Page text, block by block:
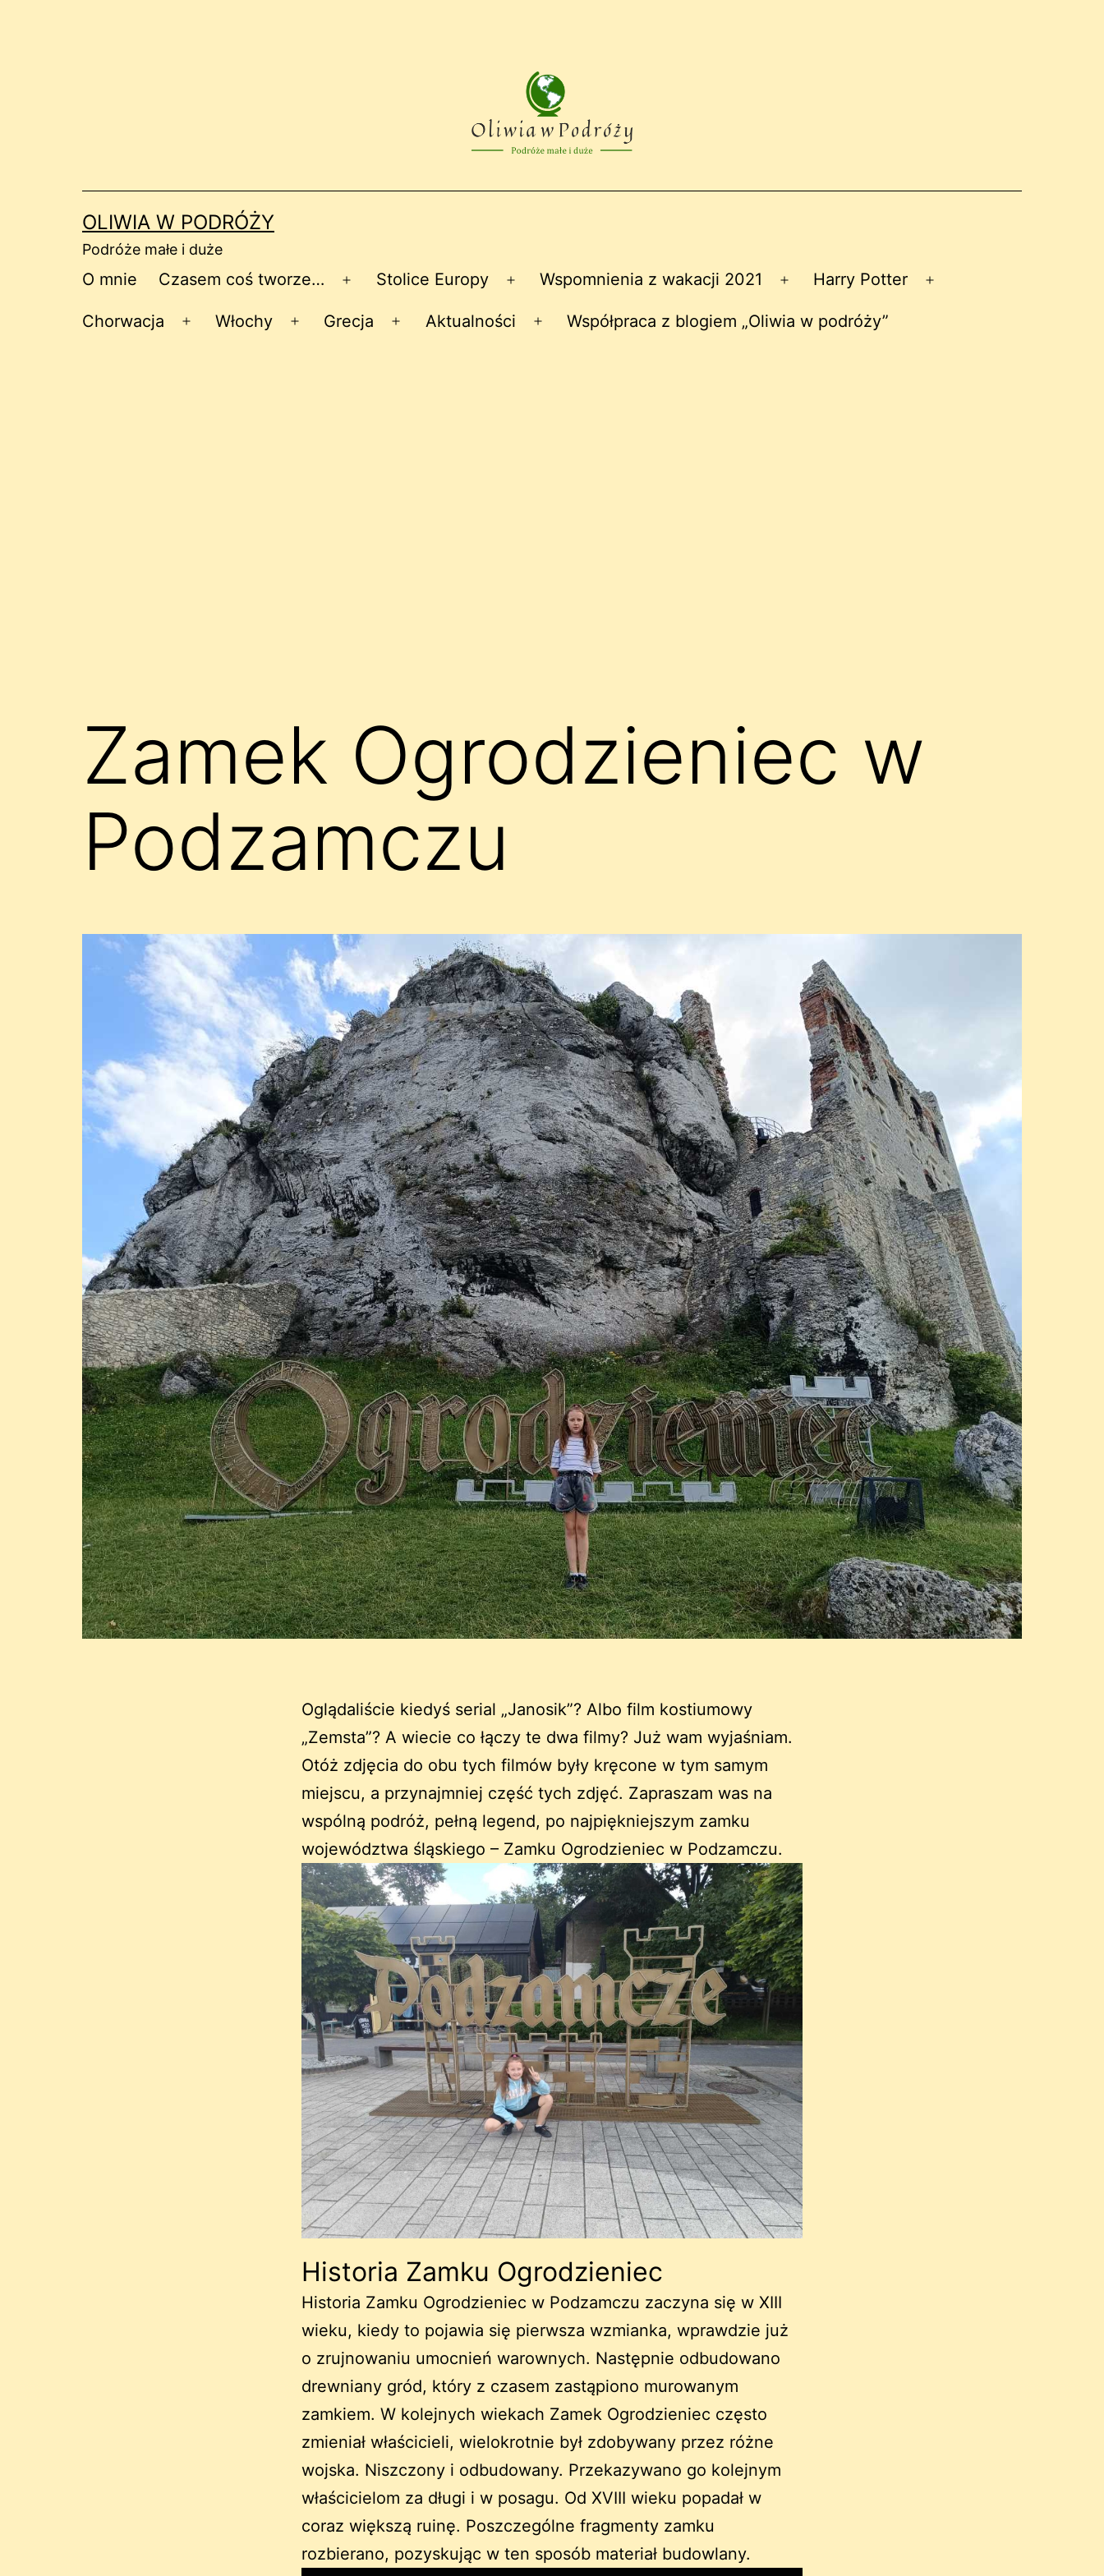
OLIWIA W PODRÓŻY
Podróże małe i duże
O mnie Czasem coś tworze…
Rozwiń
menu
Stolice Europy
Rozwiń
menu
Wspomnienia z wakacji 2021
Rozwiń
menu
Harry Potter
Chorwacja
Rozwiń
Włochy
Rozwiń
Grecja
Rozwiń
Aktualności
Rozwiń
Współpraca z blogiem „Oliwia w podróży”
Zamek Ogrodzieniec w
Podzamczu
Oglądaliście kiedyś serial „Janosik”? Albo film kostiumowy
„Zemsta”? A wiecie co łączy te dwa filmy? Już wam wyjaśniam.
Otóż zdjęcia do obu tych filmów były kręcone w tym samym
miejscu, a przynajmniej część tych zdjęć. Zapraszam was na
wspólną podróż, pełną legend, po najpiękniejszym zamku
województwa śląskiego – Zamku Ogrodzieniec w Podzamczu.
Historia Zamku Ogrodzieniec
Historia Zamku Ogrodzieniec w Podzamczu zaczyna się w XIII
wieku, kiedy to pojawia się pierwsza wzmianka, wprawdzie już
o zrujnowaniu umocnień warownych. Następnie odbudowano
drewniany gród, który z czasem zastąpiono murowanym
zamkiem. W kolejnych wiekach Zamek Ogrodzieniec często
zmieniał właścicieli, wielokrotnie był zdobywany przez różne
wojska. Niszczony i odbudowany. Przekazywano go kolejnym
właścicielom za długi i w posagu. Od XVIII wieku popadał w
coraz większą ruinę. Poszczególne fragmenty zamku
rozbierano, pozyskując w ten sposób materiał budowlany.